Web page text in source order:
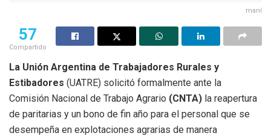
maní
57
Compartido
La Unión Argentina de Trabajadores Rurales y
Estibadores (UATRE) solicitó formalmente ante la
Comisión Nacional de Trabajo Agrario (CNTA) la reapertura
de paritarias y un bono de fin año para el personal que se
desempeña en explotaciones agrarias de manera